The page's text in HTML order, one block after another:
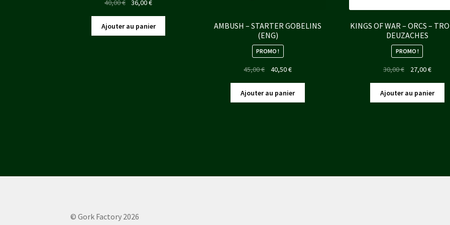
40,00€
Le
initial
était :
36,00€Le
actuel
est :
Ajouter au panier
AMBUSH – STARTER GOBELINS
(ENG)
PROMO !
45,00€
Le
initial
était :
40,50€Le
actuel
est :
Ajouter au panier
KINGS OF WAR – ORCS –
DEUZACHES
PROMO !
30,00€
Le
initial
était :
27,00€Le
actuel
est :
Ajouter au panier
© Gork Factory 2026